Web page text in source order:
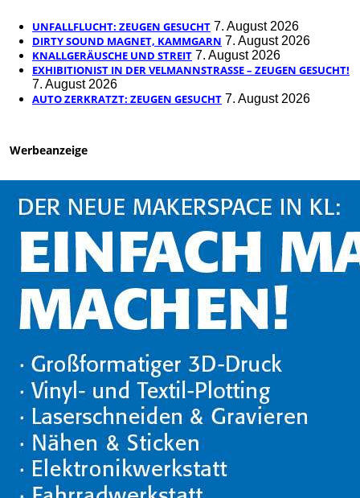
UNFALLFLUCHT: ZEUGEN GESUCHT 7. August 2026
DIRTY SOUND MAGNET, KAMMGARN 7. August 2026
KNALLGERÄUSCHE UND STREIT 7. August 2026
EXHIBITIONIST IN DER VELMANNSTRASSE – ZEUGEN GESUCHT!
7. August 2026
AUTO ZERKRATZT: ZEUGEN GESUCHT 7. August 2026
Werbeanzeige